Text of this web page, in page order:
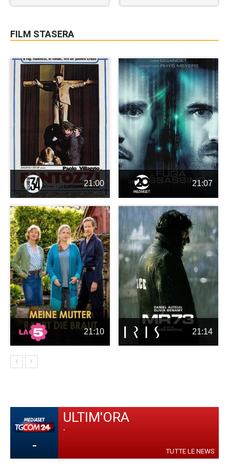
FILM STASERA
21:00 21:07
21:10 21:14
-
ULTIM'ORA
-
TUTTE LE NEWS